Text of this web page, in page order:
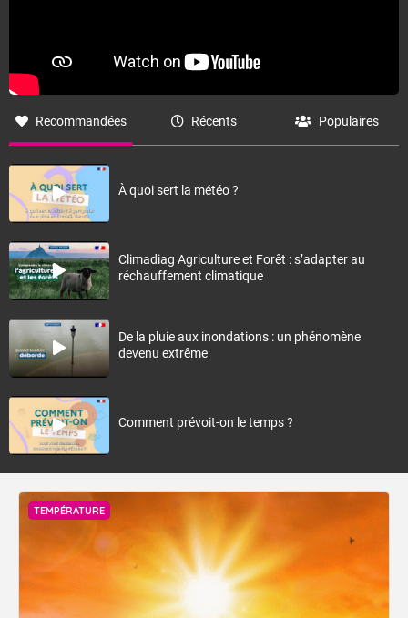
Recommandées Récents Populaires
À quoi sert la météo ?
Climadiag Agriculture et Forêt : s’adapter au
réchauffement climatique
De la pluie aux inondations : un phénomène
devenu extrême
Comment prévoit-on le temps ?
TEMPÉRATURE